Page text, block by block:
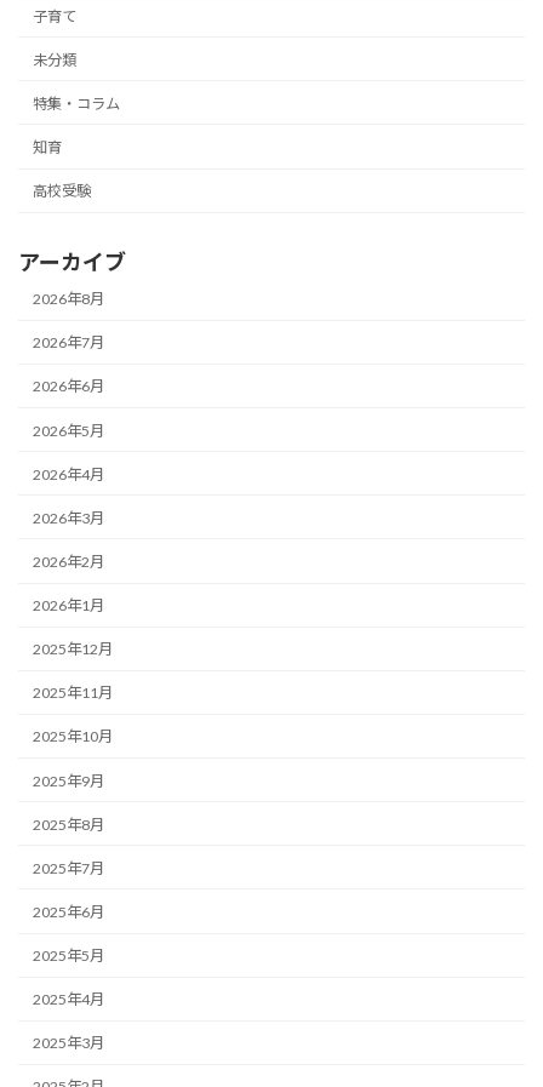
子育て
未分類
特集・コラム
知育
高校受験
アーカイブ
2026年8月
2026年7月
2026年6月
2026年5月
2026年4月
2026年3月
2026年2月
2026年1月
2025年12月
2025年11月
2025年10月
2025年9月
2025年8月
2025年7月
2025年6月
2025年5月
2025年4月
2025年3月